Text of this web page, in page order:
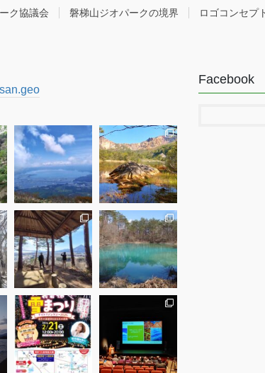
ク協議会 磐梯山ジオパークの境界 ロゴコンセプ
Facebook